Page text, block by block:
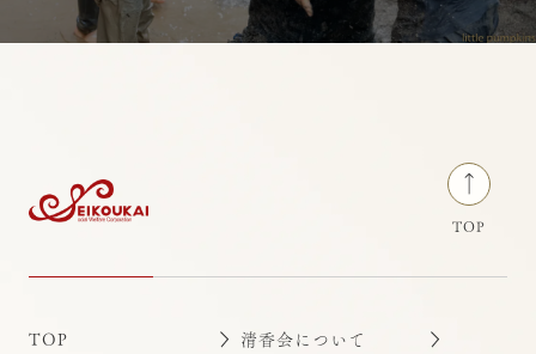
TOP
TOP 清香会について